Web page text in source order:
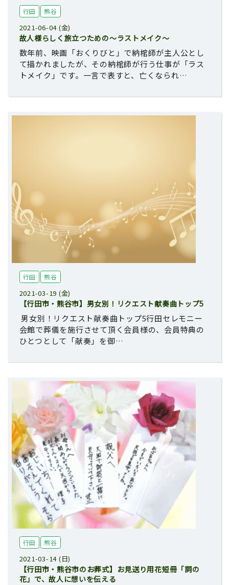
行田 熊谷
2021-06-04 (金)
故人様らしく旅立つための〜ラストメイク〜
数年前、映画「おくりびと」で納棺師が主人公とし
て描かれましたが、その納棺師が行う仕事が「ラス
トメイク」です。一言で表すと、亡くなられ…
行田 熊谷
2021-03-19 (金)
【行田市・熊谷市】男女別！リクエスト献奏曲トップ5
男女別！リクエスト献奏曲トップ5行田セレモニー
会館で葬儀を施行させて頂く会員様の、会員特典の
ひとつとして「献奏」を御…
行田 熊谷
2021-03-14 (日)
【行田市・熊谷市のお葬式】お見送り用花短冊「詞の
花」で、故人に想いを伝える